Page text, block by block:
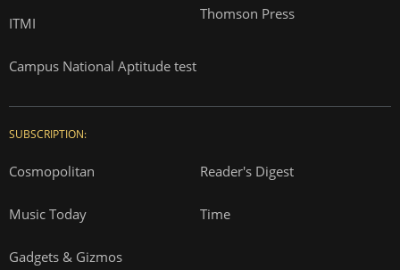
ITMI
Campus National Aptitude test
Thomson Press
SUBSCRIPTION:
Cosmopolitan Reader's Digest
Music Today Time
Gadgets & Gizmos